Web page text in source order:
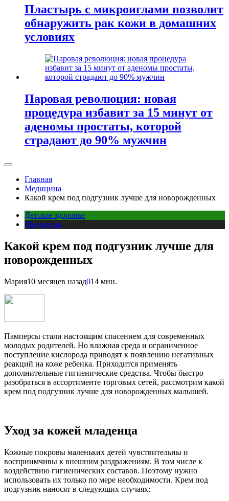
Пластырь с микроиглами позволит
обнаружить рак кожи в домашних
условиях
Паровая революция: новая
процедура избавит за 15 минут от
аденомы простаты, которой
страдают до 90% мужчин
Главная
Медицина
Какой крем под подгузник лучше для новорожденных
Детское здоровье
Медицина
Какой крем под подгузник лучше для
новорожденных
Мария10 месяцев назад014 мин.
Памперсы стали настоящим спасением для современных
молодых родителей. Но влажная среда и ограниченное
поступление кислорода приводят к появлению негативных
реакций на коже ребенка. Приходится применять
дополнительные гигиенические средства. Чтобы быстро
разобраться в ассортименте торговых сетей, рассмотрим какой
крем под подгузник лучше для новорожденных малышей.
Уход за кожей младенца
Кожные покровы маленьких детей чувствительны и
восприимчивы к внешним раздражениям. В том числе к
воздействию гигиенических составов. Поэтому нужно
использовать их только по мере необходимости. Крем под
подгузник наносят в следующих случаях: